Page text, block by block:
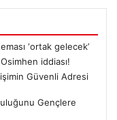
‘ortak gelecek’
iddiası!
Güvenli Adresi
Gençlere